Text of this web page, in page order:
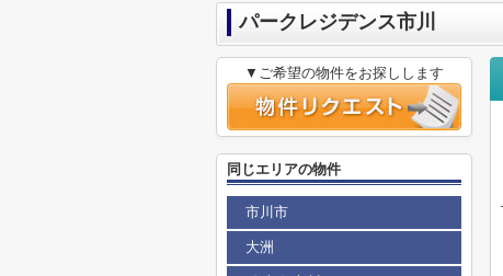
パークレジデンス市川
▼ご希望の物件をお探しします
同じエリアの物件
市川市
大洲